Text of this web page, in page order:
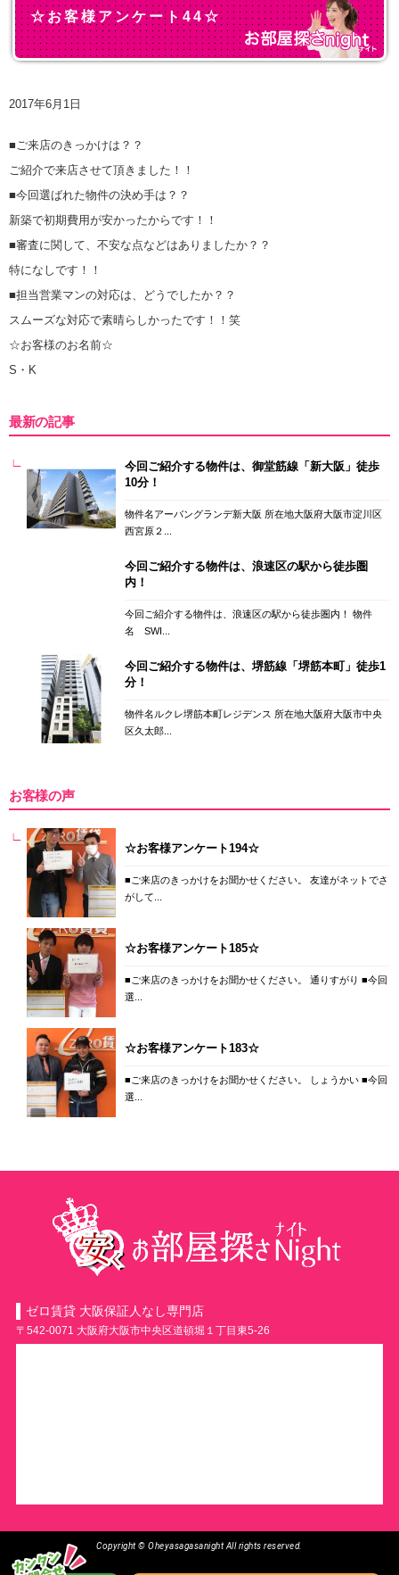
☆お客様アンケート44☆
2017年6月1日
■ご来店のきっかけは？？
ご紹介で来店させて頂きました！！
■今回選ばれた物件の決め手は？？
新築で初期費用が安かったからです！！
■審査に関して、不安な点などはありましたか？？
特になしです！！
■担当営業マンの対応は、どうでしたか？？
スムーズな対応で素晴らしかったです！！笑
☆お客様のお名前☆
S・K
最新の記事
今回ご紹介する物件は、御堂筋線「新大阪」徒歩
10分！
物件名アーバングランデ新大阪 所在地大阪府大阪市淀川区
西宮原２...
今回ご紹介する物件は、浪速区の駅から徒歩圏
内！
今回ご紹介する物件は、浪速区の駅から徒歩圏内！ 物件
名 SWI...
今回ご紹介する物件は、堺筋線「堺筋本町」徒歩1
分！
物件名ルクレ堺筋本町レジデンス 所在地大阪府大阪市中央
区久太郎...
お客様の声
☆お客様アンケート194☆
■ご来店のきっかけをお聞かせください。 友達がネットでさ
がして...
☆お客様アンケート185☆
■ご来店のきっかけをお聞かせください。 通りすがり ■今回
選...
☆お客様アンケート183☆
■ご来店のきっかけをお聞かせください。 しょうかい ■今回
選...
ゼロ賃貸 大阪保証人なし専門店
〒542-0071 大阪府大阪市中央区道頓堀１丁目東5-26
Copyright © Oheyasagasanight All rights reserved.